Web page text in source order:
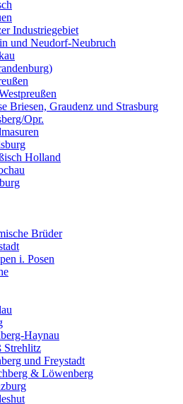
Industriegebiet
und Neudorf-Neubruch
Briesen, Graudenz und Strasburg
Opr.
Holland
Brüder
i. Posen
Haynau
Strehlitz
und Freystadt
& Löwenberg